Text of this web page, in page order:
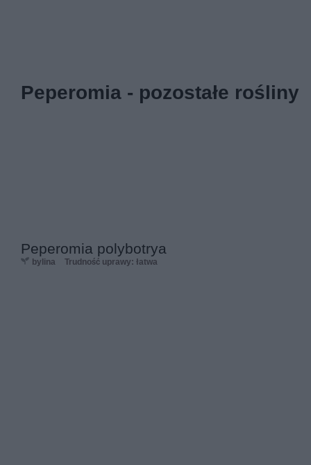
Peperomia - pozostałe rośliny
Peperomia polybotrya
bylina Trudność uprawy: łatwa